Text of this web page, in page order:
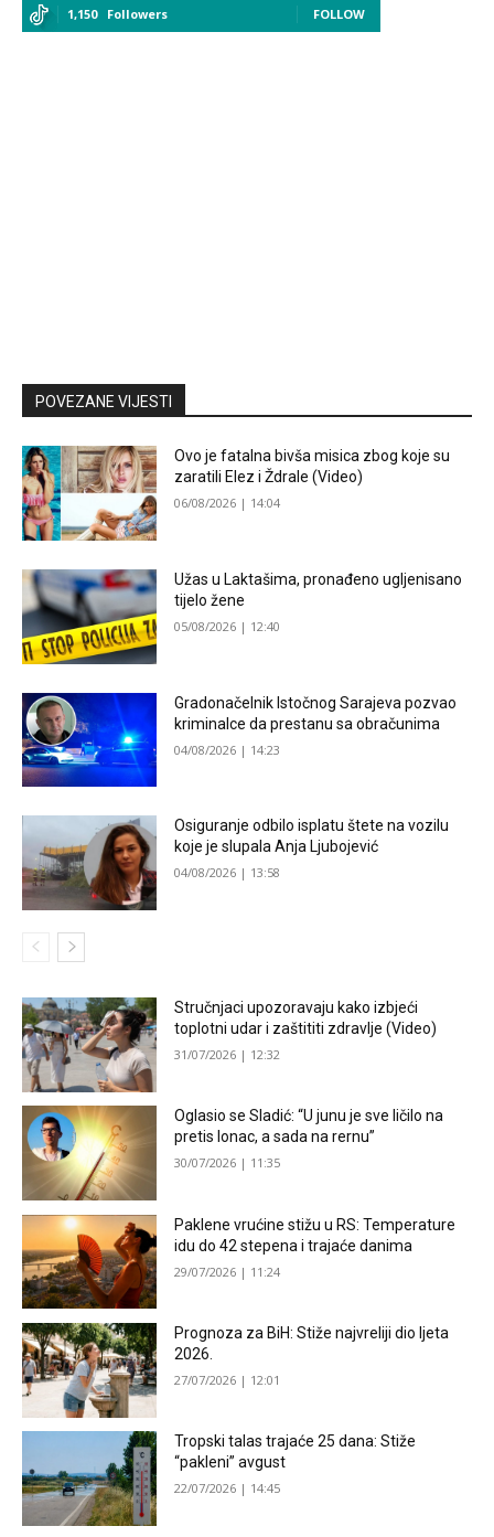
1,150 Followers FOLLOW
POVEZANE VIJESTI
Ovo je fatalna bivša misica zbog koje su
zaratili Elez i Ždrale (Video)
06/08/2026 | 14:04
Užas u Laktašima, pronađeno ugljenisano
tijelo žene
05/08/2026 | 12:40
Gradonačelnik Istočnog Sarajeva pozvao
kriminalce da prestanu sa obračunima
04/08/2026 | 14:23
Osiguranje odbilo isplatu štete na vozilu
koje je slupala Anja Ljubojević
04/08/2026 | 13:58
Stručnjaci upozoravaju kako izbjeći
toplotni udar i zaštititi zdravlje (Video)
31/07/2026 | 12:32
Oglasio se Sladić: “U junu je sve ličilo na
pretis lonac, a sada na rernu”
30/07/2026 | 11:35
Paklene vrućine stižu u RS: Temperature
idu do 42 stepena i trajaće danima
29/07/2026 | 11:24
Prognoza za BiH: Stiže najvreliji dio ljeta
2026.
27/07/2026 | 12:01
Tropski talas trajaće 25 dana: Stiže
“pakleni” avgust
22/07/2026 | 14:45